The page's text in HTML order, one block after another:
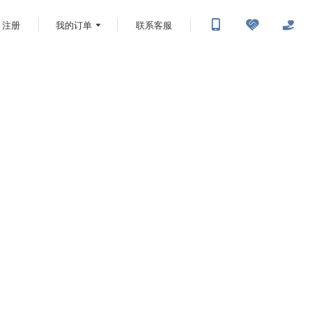
注册 我的订单 联系客服